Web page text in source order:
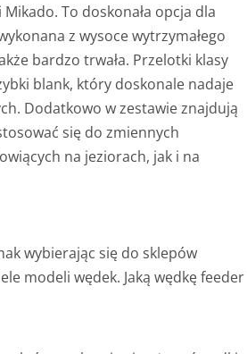
To doskonała opcja dla
z wysoce wytrzymałego
bardzo trwała. Przelotki klasy
blank, który doskonale nadaje
Dodatkowo w zestawie znajdują
się do zmiennych
na jeziorach, jak i na
wybierając się do sklepów
modeli wędek. Jaką wędkę feeder